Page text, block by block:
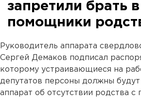
запретили брать в
помощники
Руководитель аппарата
Сергей Демаков подписал
которому устраивающиеся на
депутатов персоны должны будут
аппарат об отсутствии родства с